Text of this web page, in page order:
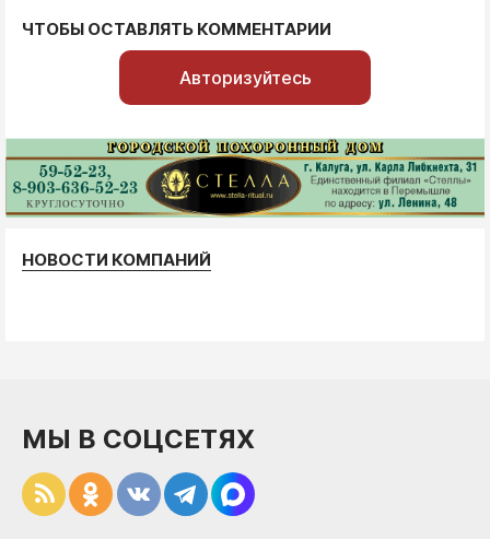
ЧТОБЫ ОСТАВЛЯТЬ КОММЕНТАРИИ
Авторизуйтесь
НОВОСТИ КОМПАНИЙ
МЫ В СОЦСЕТЯХ